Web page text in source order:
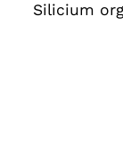
Silicium